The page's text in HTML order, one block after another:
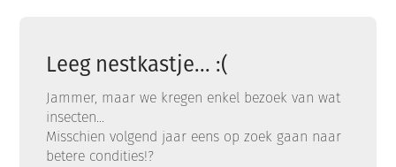
Leeg nestkastje... :(
Jammer, maar we kregen enkel bezoek van wat
insecten...
Misschien volgend jaar eens op zoek gaan naar
betere condities!?